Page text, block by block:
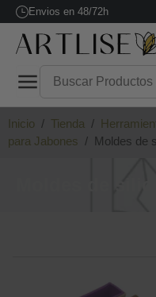
Envios en 48/72h
Inicio / Tienda /
para Jabones / Moldes de